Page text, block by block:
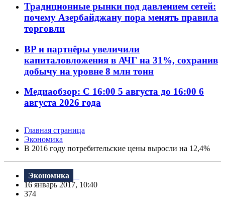
Традиционные рынки под давлением сетей:
почему Азербайджану пора менять правила
торговли
BP и партнёры увеличили
капиталовложения в АЧГ на 31%, сохранив
добычу на уровне 8 млн тонн
Медиаобзор: С 16:00 5 августа до 16:00 6
августа 2026 года
Главная страница
Экономика
В 2016 году потребительские цены выросли на 12,4%
Экономика
16 январь 2017, 10:40
374